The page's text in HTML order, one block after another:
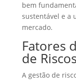
bem
sustentável e a
mercado.
Fatores
de
A gestão de